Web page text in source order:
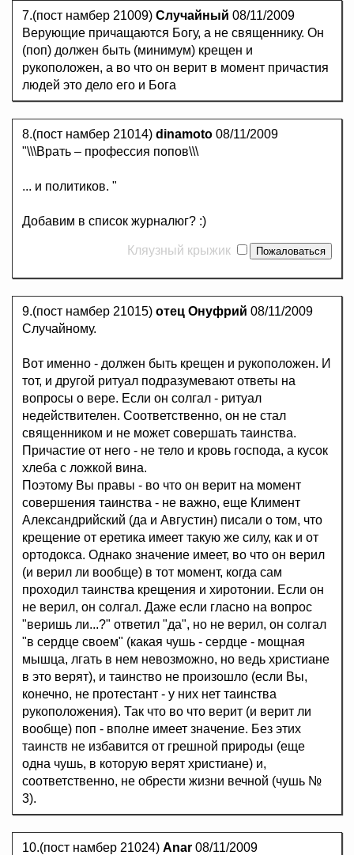
7.(пост намбер 21009) Случайный 08/11/2009
Верующие причащаются Богу, а не священнику. Он
(поп) должен быть (минимум) крещен и
рукоположен, а во что он верит в момент причастия
людей это дело его и Бога
8.(пост намбер 21014) dinamoto 08/11/2009
"\\\Врать – профессия попов\\\
... и политиков. "
Добавим в список журналюг? :)
Кляузный крыжик
9.(пост намбер 21015) отец Онуфрий 08/11/2009
Случайному.
Вот именно - должен быть крещен и рукоположен. И
тот, и другой ритуал подразумевают ответы на
вопросы о вере. Если он солгал - ритуал
недействителен. Соответственно, он не стал
священником и не может совершать таинства.
Причастие от него - не тело и кровь господа, а кусок
хлеба с ложкой вина.
Поэтому Вы правы - во что он верит на момент
совершения таинства - не важно, еще Климент
Александрийский (да и Августин) писали о том, что
крещение от еретика имеет такую же силу, как и от
ортодокса. Однако значение имеет, во что он верил
(и верил ли вообще) в тот момент, когда сам
проходил таинства крещения и хиротонии. Если он
не верил, он солгал. Даже если гласно на вопрос
"веришь ли...?" ответил "да", но не верил, он солгал
"в сердце своем" (какая чушь - сердце - мощная
мышца, лгать в нем невозможно, но ведь христиане
в это верят), и таинство не произошло (если Вы,
конечно, не протестант - у них нет таинства
рукоположения). Так что во что верит (и верит ли
вообще) поп - вполне имеет значение. Без этих
таинств не избавится от грешной природы (еще
одна чушь, в которую верят христиане) и,
соответственно, не обрести жизни вечной (чушь №
3).
10.(пост намбер 21024) Anar 08/11/2009